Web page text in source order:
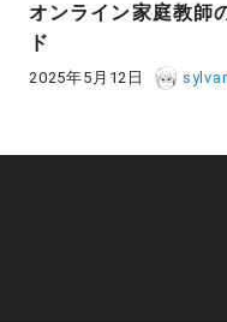
オンライン家庭教師
ド
2025年5月12日